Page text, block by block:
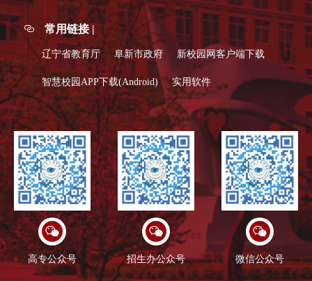
常用链接 |
辽宁省教育厅 阜新市政府 新校园网客户端下载
智慧校园APP下载(Android) 实用软件
高专公众号 招生办公众号 微信公众号